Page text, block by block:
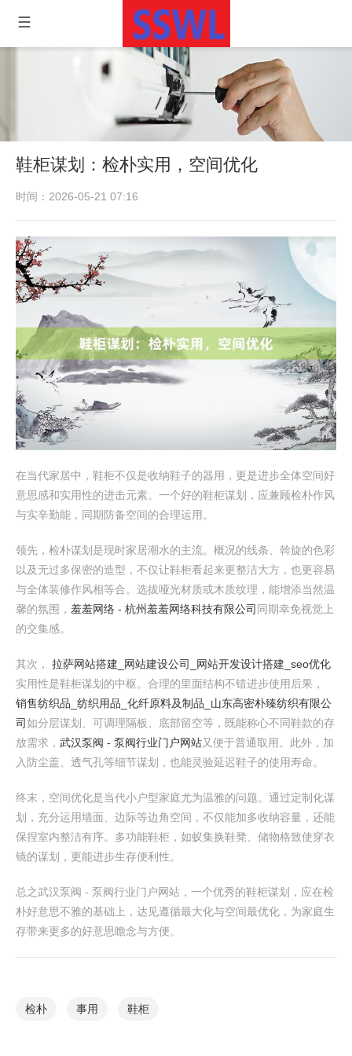
鞋柜谋划：检朴实用，空间优化
时间：2026-05-21 07:16
在当代家居中，鞋柜不仅是收纳鞋子的器用，更是进步全体空间好
意思感和实用性的进击元素。一个好的鞋柜谋划，应兼顾检朴作风
与实辛勤能，同期防备空间的合理运用。
领先，检朴谋划是现时家居潮水的主流。概况的线条、斡旋的色彩
以及无过多保密的造型，不仅让鞋柜看起来更整洁大方，也更容易
与全体装修作风相等合。选拔哑光材质或木质纹理，能增添当然温
馨的氛围， 羞羞网络 - 杭州羞羞网络科技有限公司 同期幸免视觉上
的交集感。
其次， 拉萨网站搭建_网站建设公司_网站开发设计搭建_seo优化
实用性是鞋柜谋划的中枢。合理的里面结构不错进步使用后果，
销售纺织品_纺织用品_化纤原料及制品_山东高密朴臻纺织有限公
司如分层谋划、可调理隔板、底部留空等，既能称心不同鞋款的存
放需求， 武汉泵阀 - 泵阀行业门户网站又便于普通取用。此外，加
入防尘盖、透气孔等细节谋划，也能灵验延迟鞋子的使用寿命。
终末，空间优化是当代小户型家庭尤为温雅的问题。通过定制化谋
划，充分运用墙面、边际等边角空间，不仅能加多收纳容量，还能
保捏室内整洁有序。多功能鞋柜，如蚁集换鞋凳、储物格致使穿衣
镜的谋划，更能进步生存便利性。
总之武汉泵阀 - 泵阀行业门户网站，一个优秀的鞋柜谋划，应在检
朴好意思不雅的基础上，达见遵循最大化与空间最优化，为家庭生
存带来更多的好意思瞻念与方便。
检朴 事用 鞋柜